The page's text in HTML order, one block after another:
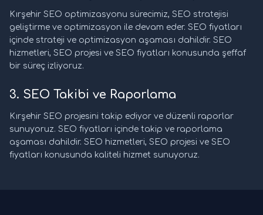
Kırşehir SEO optimizasyonu sürecimiz, SEO stratejisi
geliştirme ve optimizasyon ile devam eder. SEO fiyatları
içinde strateji ve optimizasyon aşaması dahildir. SEO
hizmetleri, SEO projesi ve SEO fiyatları konusunda şeffaf
bir süreç izliyoruz.
3. SEO Takibi ve Raporlama
Kırşehir SEO projesini takip ediyor ve düzenli raporlar
sunuyoruz. SEO fiyatları içinde takip ve raporlama
aşaması dahildir. SEO hizmetleri, SEO projesi ve SEO
fiyatları konusunda kaliteli hizmet sunuyoruz.